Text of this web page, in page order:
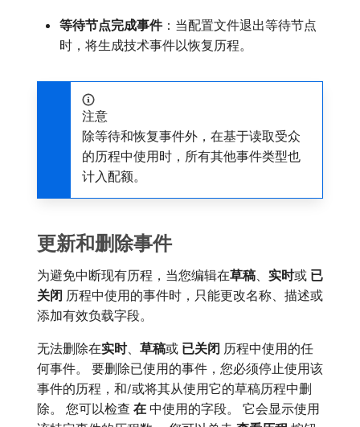
等待节点完成事件：当配置文件退出等待节点
时，将生成技术事件以恢复历程。
注意
除等待和恢复事件外，在基于读取受众
的历程中使用时，所有其他事件类型也
计入配额。
更新和删除事件
为避免中断现有历程，当您编辑在​草稿、 实时​或​ 已
关闭 ​历程中使用的事件时，只能更改名称、描述或
添加有效负载字段。
无法删除在​实时、 草稿​或​ 已关闭 ​历程中使用的任
何事件。 要删除已使用的事件，您必须停止使用该
事件的历程，和/或将其从使用它的草稿历程中删
除。 您可以检查​ 在 ​中使用的字段。 它会显示使用